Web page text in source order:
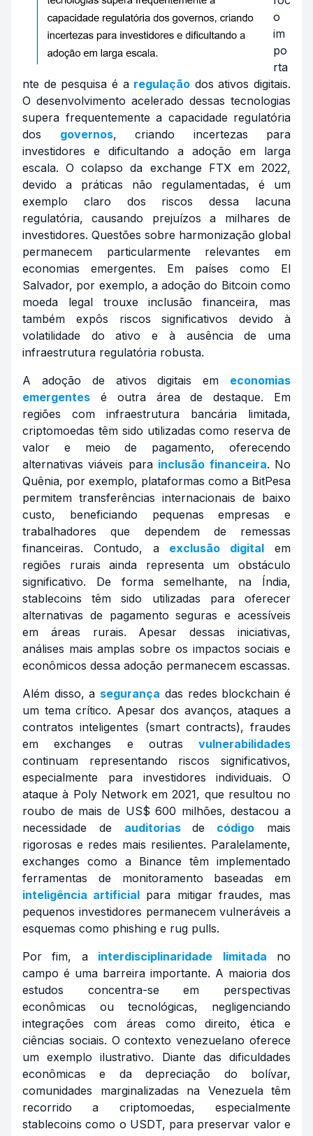
o
im
po
rta
nte de pesquisa é a regulação dos ativos digitais.
O desenvolvimento acelerado dessas tecnologias
supera frequentemente a capacidade regulatória
dos governos, criando incertezas para
investidores e dificultando a adoção em larga
escala. O colapso da exchange FTX em 2022,
devido a práticas não regulamentadas, é um
exemplo claro dos riscos dessa lacuna
regulatória, causando prejuízos a milhares de
investidores. Questões sobre harmonização global
permanecem particularmente relevantes em
economias emergentes. Em países como El
Salvador, por exemplo, a adoção do Bitcoin como
moeda legal trouxe inclusão financeira, mas
também expôs riscos significativos devido à
volatilidade do ativo e à ausência de uma
infraestrutura regulatória robusta.
A adoção de ativos digitais em economias
emergentes é outra área de destaque. Em
regiões com infraestrutura bancária limitada,
criptomoedas têm sido utilizadas como reserva de
valor e meio de pagamento, oferecendo
alternativas viáveis para inclusão financeira. No
Quênia, por exemplo, plataformas como a BitPesa
permitem transferências internacionais de baixo
custo, beneficiando pequenas empresas e
trabalhadores que dependem de remessas
financeiras. Contudo, a exclusão digital em
regiões rurais ainda representa um obstáculo
significativo. De forma semelhante, na Índia,
stablecoins têm sido utilizadas para oferecer
alternativas de pagamento seguras e acessíveis
em áreas rurais. Apesar dessas iniciativas,
análises mais amplas sobre os impactos sociais e
econômicos dessa adoção permanecem escassas.
Além disso, a segurança das redes blockchain é
um tema crítico. Apesar dos avanços, ataques a
contratos inteligentes (smart contracts), fraudes
emexchanges e outras vulnerabilidades
continuam representando riscos significativos,
especialmente para investidores individuais. O
ataque à Poly Network em 2021, que resultou no
roubo de mais de US$ 600 milhões, destacou a
necessidade de auditoriasde código mais
rigorosas e redes mais resilientes. Paralelamente,
exchanges como a Binance têm implementado
ferramentas de monitoramento baseadas em
inteligência artificial para mitigar fraudes, mas
pequenos investidores permanecem vulneráveis a
esquemas como phishing e rug pulls.
Por fim, a interdisciplinaridade limitada no
campo é uma barreira importante. A maioria dos
estudos concentra-se em perspectivas
econômicas ou tecnológicas, negligenciando
integrações com áreas como direito, ética e
ciências sociais. O contexto venezuelano oferece
um exemplo ilustrativo. Diante das dificuldades
econômicas e da depreciação do bolívar,
comunidades marginalizadas na Venezuela têm
recorrido a criptomoedas, especialmente
stablecoins como o USDT, para preservar valor e